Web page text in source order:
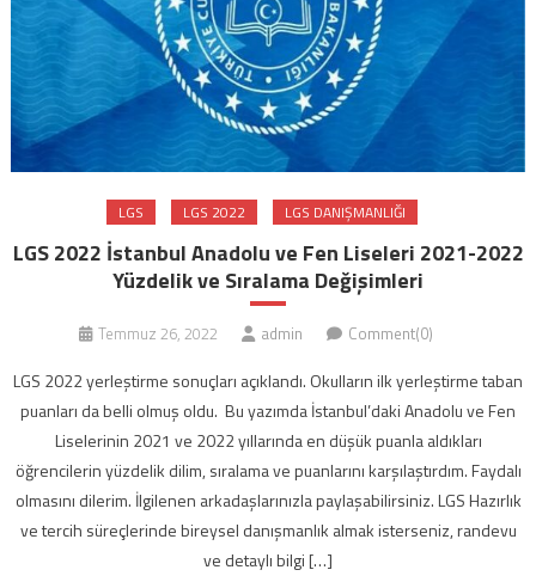
LGS LGS 2022 LGS DANIŞMANLIĞI
LGS 2022 İstanbul Anadolu ve Fen Liseleri 2021-2022
Yüzdelik ve Sıralama Değişimleri
Temmuz 26, 2022 admin Comment(0)
LGS 2022 yerleştirme sonuçları açıklandı. Okulların ilk yerleştirme taban
puanları da belli olmuş oldu. Bu yazımda İstanbul’daki Anadolu ve Fen
Liselerinin 2021 ve 2022 yıllarında en düşük puanla aldıkları
öğrencilerin yüzdelik dilim, sıralama ve puanlarını karşılaştırdım. Faydalı
olmasını dilerim. İlgilenen arkadaşlarınızla paylaşabilirsiniz. LGS Hazırlık
ve tercih süreçlerinde bireysel danışmanlık almak isterseniz, randevu
ve detaylı bilgi […]